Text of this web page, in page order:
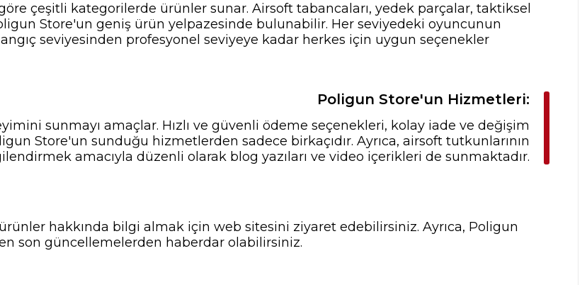
çeşitli kategorilerde ürünler sunar. Airsoft tabancaları, yedek parçalar, taktiksel
Store'un geniş ürün yelpazesinde bulunabilir. Her seviyedeki oyuncunun
seviyesinden profesyonel seviyeye kadar herkes için uygun seçenekler
Poligun Store'un Hizmetleri:
sunmayı amaçlar. Hızlı ve güvenli ödeme seçenekleri, kolay iade ve değişim
Store'un sunduğu hizmetlerden sadece birkaçıdır. Ayrıca, airsoft tutkunlarının
amacıyla düzenli olarak blog yazıları ve video içerikleri de sunmaktadır.
hakkında bilgi almak için web sitesini ziyaret edebilirsiniz. Ayrıca, Poligun
son güncellemelerden haberdar olabilirsiniz.